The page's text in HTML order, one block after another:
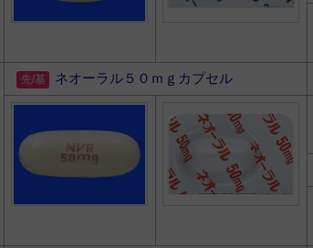
ネオーラル５０ｍｇカプセル